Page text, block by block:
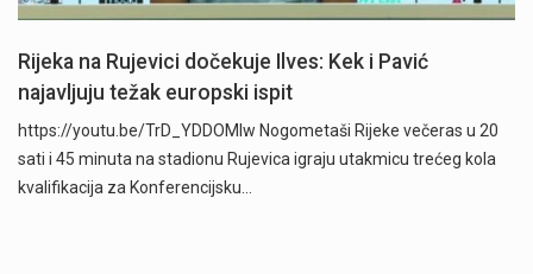
Rijeka na Rujevici dočekuje Ilves: Kek i Pavić
najavljuju težak europski ispit
https://youtu.be/TrD_YDDOMIw Nogometaši Rijeke večeras u 20
sati i 45 minuta na stadionu Rujevica igraju utakmicu trećeg kola
kvalifikacija za Konferencijsku…